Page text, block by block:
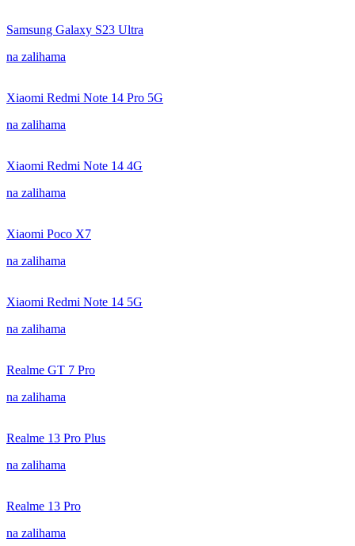
Samsung Galaxy S23 Ultra
na zalihama
Xiaomi Redmi Note 14 Pro 5G
na zalihama
Xiaomi Redmi Note 14 4G
na zalihama
Xiaomi Poco X7
na zalihama
Xiaomi Redmi Note 14 5G
na zalihama
Realme GT 7 Pro
na zalihama
Realme 13 Pro Plus
na zalihama
Realme 13 Pro
na zalihama